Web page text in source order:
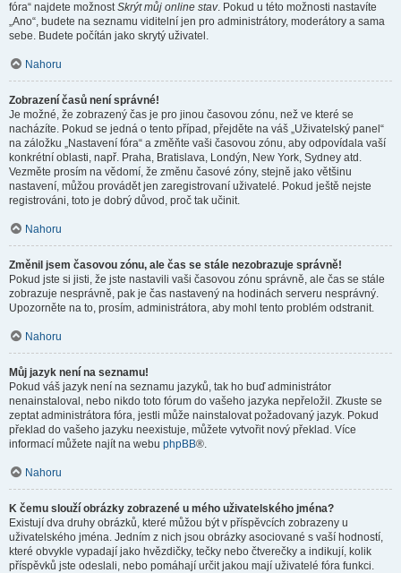
fóra“ najdete možnostSkrýt můj online stav. Pokud u této možnosti nastavíte
„Ano“, budete na seznamu viditelní jen pro administrátory, moderátory a sama
sebe. Budete počítán jako skrytý uživatel.
Nahoru
Zobrazení časů není správné!
Je možné, že zobrazený čas je pro jinou časovou zónu, než ve které se
nacházíte. Pokud se jedná o tento případ, přejděte na váš „Uživatelský panel“
na záložku „Nastavení fóra“ a změňte vaši časovou zónu, aby odpovídala vaší
konkrétní oblasti, např. Praha, Bratislava, Londýn, New York, Sydney atd.
Vezměte prosím na vědomí, že změnu časové zóny, stejně jako většinu
nastavení, můžou provádět jen zaregistrovaní uživatelé. Pokud ještě nejste
registrováni, toto je dobrý důvod, proč tak učinit.
Nahoru
Změnil jsem časovou zónu, ale čas se stále nezobrazuje správně!
Pokud jste si jisti, že jste nastavili vaši časovou zónu správně, ale čas se stále
zobrazuje nesprávně, pak je čas nastavený na hodinách serveru nesprávný.
Upozorněte na to, prosím, administrátora, aby mohl tento problém odstranit.
Nahoru
Můj jazyk není na seznamu!
Pokud váš jazyk není na seznamu jazyků, tak ho buď administrátor
nenainstaloval, nebo nikdo toto fórum do vašeho jazyka nepřeložil. Zkuste se
zeptat administrátora fóra, jestli může nainstalovat požadovaný jazyk. Pokud
překlad do vašeho jazyku neexistuje, můžete vytvořit nový překlad. Více
informací můžete najít na webu phpBB®.
Nahoru
K čemu slouží obrázky zobrazené u mého uživatelského jména?
Existují dva druhy obrázků, které můžou být v příspěvcích zobrazeny u
uživatelského jména. Jedním z nich jsou obrázky asociované s vaší hodností,
které obvykle vypadají jako hvězdičky, tečky nebo čtverečky a indikují, kolik
příspěvků jste odeslali, nebo pomáhají určit jakou mají uživatelé fóra funkci.